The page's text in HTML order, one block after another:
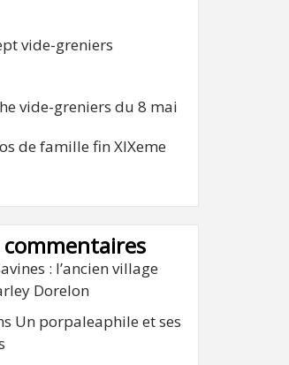
vide-greniers
vide-greniers du 8 mai
de famille fin XIXeme
: l’ancien village
Dorelon
Un porpaleaphile et ses